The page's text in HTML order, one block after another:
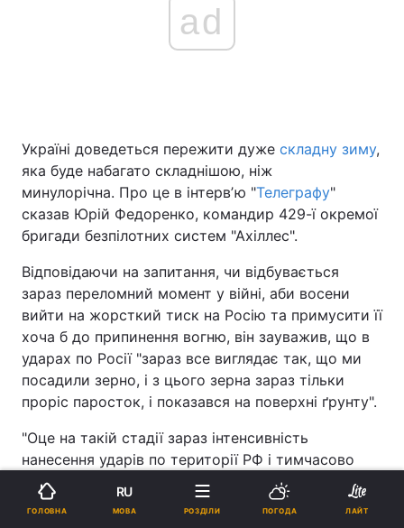
ad
Україні доведеться пережити дуже складну зиму,
яка буде набагато складнішою, ніж
минулорічна. Про це в інтервʼю "Телеграфу"
сказав Юрій Федоренко, командир 429-ї окремої
бригади безпілотних систем "Ахіллес".
Відповідаючи на запитання, чи відбувається
зараз переломний момент у війні, аби восени
вийти на жорсткий тиск на Росію та примусити її
хоча б до припинення вогню, він зауважив, що в
ударах по Росії "зараз все виглядає так, що ми
посадили зерно, і з цього зерна зараз тільки
проріс паросток, і показався на поверхні ґрунту".
"Оце на такій стадії зараз інтенсивність
нанесення ударів по території РФ і тимчасово
окупованих територіях. Для того, щоб виросла
стеблина, така як має бути - міцна, заколосилася
ГОЛОВНА
RU
МОВА РОЗДІЛИ ПОГОДА ЛАЙТ